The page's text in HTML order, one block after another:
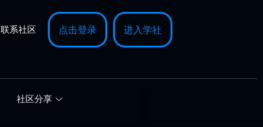
联系社区 点击登录 进入学社
社区分享